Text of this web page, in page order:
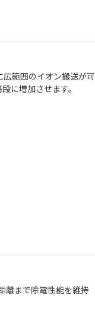
範囲のイオン搬送が可
に増加させます。
離まで除電性能を維持